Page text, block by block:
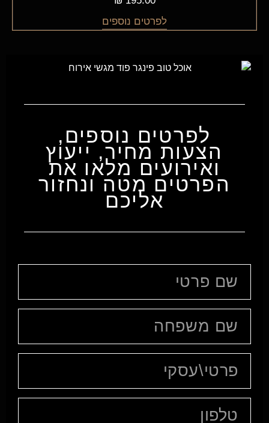
לפרטים נוספים
לפרטים נוספים,
הצעות מחיר, ייעוץ
ואירועים מלאו את
הפרטים מטה ונחזור
אליכם